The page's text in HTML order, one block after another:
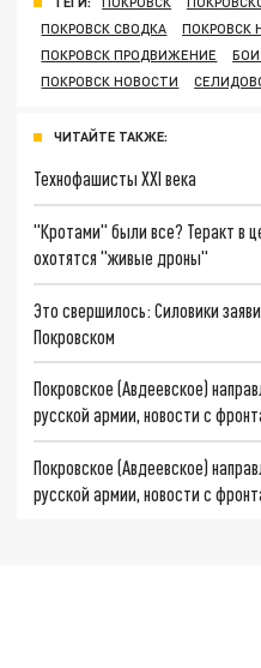
ПОКРОВСК СВОДКА
ПОКРОВСК
ПОКРОВСК ПРОДВИЖЕНИЕ
БОИ
ПОКРОВСК НОВОСТИ
ЧИТАЙТЕ ТАКЖЕ:
Технофашисты XXI века
"Кротами" были все? Теракт в
охотятся "живые дроны"
Это свершилось: Силовики
Покровском
Покровское (Авдеевское)
русской армии, новости с
Покровское (Авдеевское)
русской армии, новости с